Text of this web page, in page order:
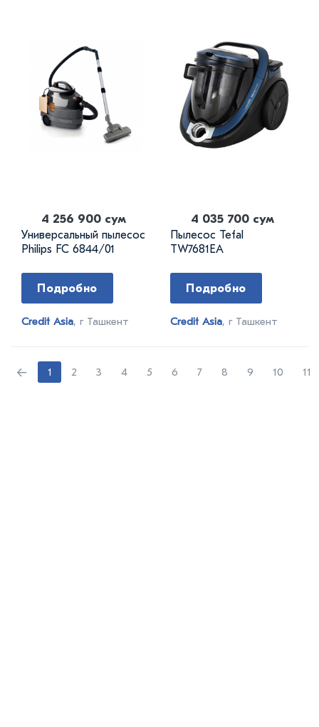
4 256 900 сум
Универсальный пылесос
Philips FC 6844/01
Подробно
Credit Asia, г Ташкент
4 035 700 сум
Пылесос Tefal
TW7681EA
Подробно
Credit Asia, г Ташкент
← 1 2 3 4 5 6 7 8 9 10 11